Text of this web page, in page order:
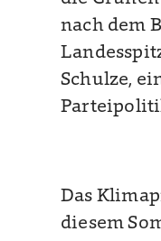
nach dem
Schulze,
Das
diesem